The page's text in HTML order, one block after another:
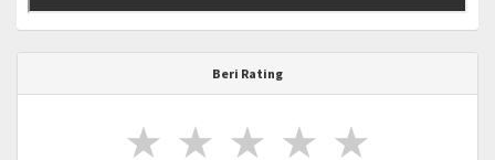
Beri Rating
★
★
★
★
★